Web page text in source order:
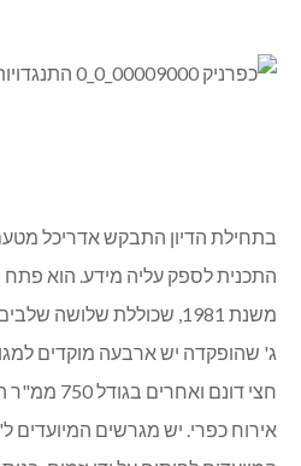
בתחילת הדיון התבקש אדריכל
התכנית לספק עליה מידע. הוא
משנת 1981, שכוללת
ג' שהופקדה יש ארבעה מוקדים
חצי דונם
אירוח כפרי. יש מגרשים המיועדים